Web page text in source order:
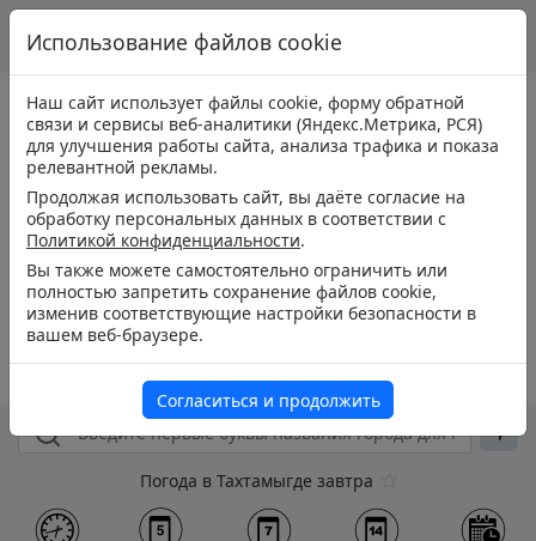
Погода в Тахтамыгде завтра
Использование файлов cookie
Наш сайт использует файлы cookie, форму обратной
связи и сервисы веб-аналитики (Яндекс.Метрика, РСЯ)
для улучшения работы сайта, анализа трафика и показа
релевантной рекламы.
Продолжая использовать сайт, вы даёте согласие на
обработку персональных данных в соответствии с
Политикой конфиденциальности.
Вы также можете самостоятельно ограничить или
полностью запретить сохранение файлов cookie,
изменив соответствующие настройки безопасности в
вашем веб-браузере.
Согласиться и продолжить